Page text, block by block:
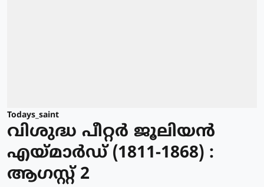
Todays_saint
വിശുദ്ധ പീറ്റര്‍ ജൂലിയന്‍
എയ്മാര്‍ഡ് (1811-1868) :
ആഗസ്റ്റ് 2